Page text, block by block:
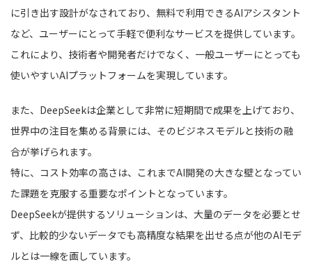
に引き出す設計がなされており、無料で利用できるAIアシスタント
など、ユーザーにとって手軽で便利なサービスを提供しています。
これにより、技術者や開発者だけでなく、一般ユーザーにとっても
使いやすいAIプラットフォームを実現しています。
また、DeepSeekは企業として非常に短期間で成果を上げており、
世界中の注目を集める背景には、そのビジネスモデルと技術の融
合が挙げられます。
特に、コスト効率の高さは、これまでAI開発の大きな壁となってい
た課題を克服する重要なポイントとなっています。
DeepSeekが提供するソリューションは、大量のデータを必要とせ
ず、比較的少ないデータでも高精度な結果を出せる点が他のAIモデ
ルとは一線を画しています。